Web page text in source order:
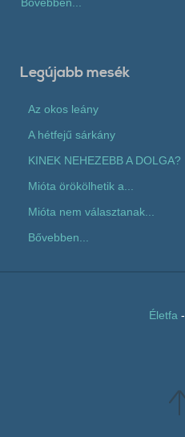
Legújabb mesék
Az okos leány
A hétfejű sárkány
KINEK NEHEZEBB A DOLGA?
Mióta örökölhetik a...
Mióta nem választanak...
Bővebben...
Életfa -